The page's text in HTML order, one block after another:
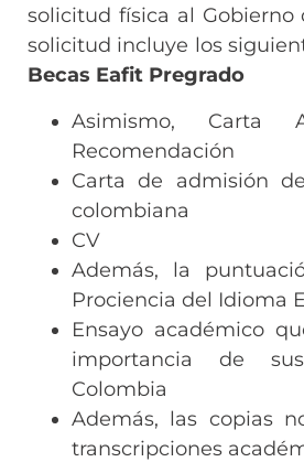
solicitud física al Gobierno
solicitud incluye los
Becas Eafit Pregrado
Asimismo, Carta
Recomendación
Carta de admisión
colombiana
CV
Además, la
Prociencia del Idioma
Ensayo académico
importancia de
Colombia
Además, las copias
transcripciones